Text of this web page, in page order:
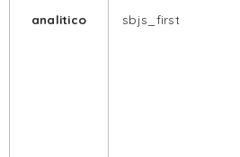
analitico sbjs_first